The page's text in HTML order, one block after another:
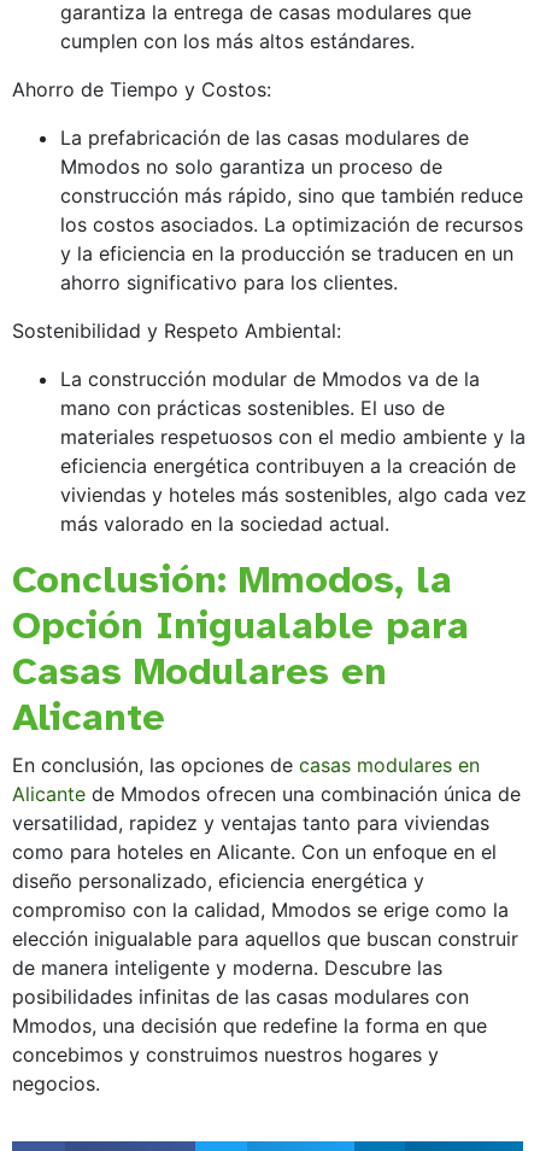
garantiza la entrega de casas modulares que
cumplen con los más altos estándares.
Ahorro de Tiempo y Costos:
La prefabricación de las casas modulares de
Mmodos no solo garantiza un proceso de
construcción más rápido, sino que también reduce
los costos asociados. La optimización de recursos
y la eficiencia en la producción se traducen en un
ahorro significativo para los clientes.
Sostenibilidad y Respeto Ambiental:
La construcción modular de Mmodos va de la
mano con prácticas sostenibles. El uso de
materiales respetuosos con el medio ambiente y la
eficiencia energética contribuyen a la creación de
viviendas y hoteles más sostenibles, algo cada vez
más valorado en la sociedad actual.
Conclusión: Mmodos, la
Opción Inigualable para
Casas Modulares en
Alicante
En conclusión, las opciones de casas modulares en
Alicante de Mmodos ofrecen una combinación única de
versatilidad, rapidez y ventajas tanto para viviendas
como para hoteles en Alicante. Con un enfoque en el
diseño personalizado, eficiencia energética y
compromiso con la calidad, Mmodos se erige como la
elección inigualable para aquellos que buscan construir
de manera inteligente y moderna. Descubre las
posibilidades infinitas de las casas modulares con
Mmodos, una decisión que redefine la forma en que
concebimos y construimos nuestros hogares y
negocios.